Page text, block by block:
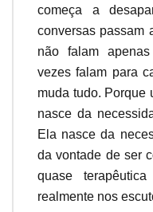
começa a
conversas passam
não falam
vezes falam para
muda tudo. Porque
nasce da
Ela nasce da
da vontade de ser
quase
realmente nos